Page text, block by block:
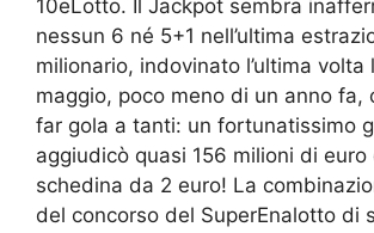
10eLotto. Il Jackpot sembra
nessun 6 né 5+1 nell’ultima
milionario, indovinato l’ultima volta
maggio, poco meno di un anno fa,
far gola a tanti: un fortunatissimo
aggiudicò quasi 156 milioni di euro
schedina da 2 euro! La
del concorso del SuperEnalotto di